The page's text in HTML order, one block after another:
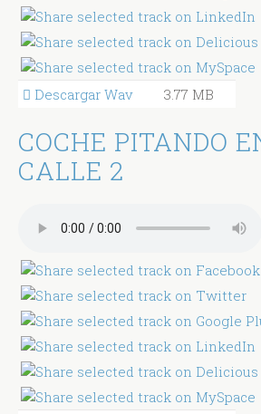
Descargar Wav 3.77 MB
COCHE PITANDO
CALLE 2